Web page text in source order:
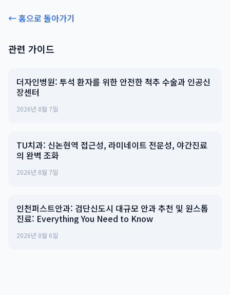
← 홈으로 돌아가기
관련 가이드
더자인병원: 투석 환자를 위한 안전한 척추 수술과 인공신
장센터
2026년 8월 7일
TU치과: 신논현역 접근성, 라미네이트 전문성, 야간진료
의 완벽 조화
2026년 8월 7일
인천퍼스트안과: 검단신도시 대규모 안과 추천 및 원스톱
진료: Everything You Need to Know
2026년 8월 6일